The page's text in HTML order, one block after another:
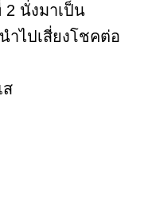
นั่งมาเป็น
ำไปเสี่ยงโชคต่อ